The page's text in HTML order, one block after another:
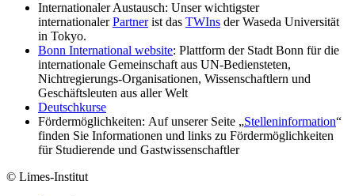
Internationaler Austausch: Unser wichtigster
internationalerPartnerist das TWIns der Waseda Universität
in Tokyo.
Bonn International website: Plattform der Stadt Bonn für die
internationale Gemeinschaft aus UN-Bediensteten,
Nichtregierungs-Organisationen, Wissenschaftlern und
Geschäftsleuten aus aller Welt
Deutschkurse
Fördermöglichkeiten: Auf unserer Seite „Stelleninformation“
finden Sie Informationen und links zu Fördermöglichkeiten
für Studierende und Gastwissenschaftler
© Limes-Institut